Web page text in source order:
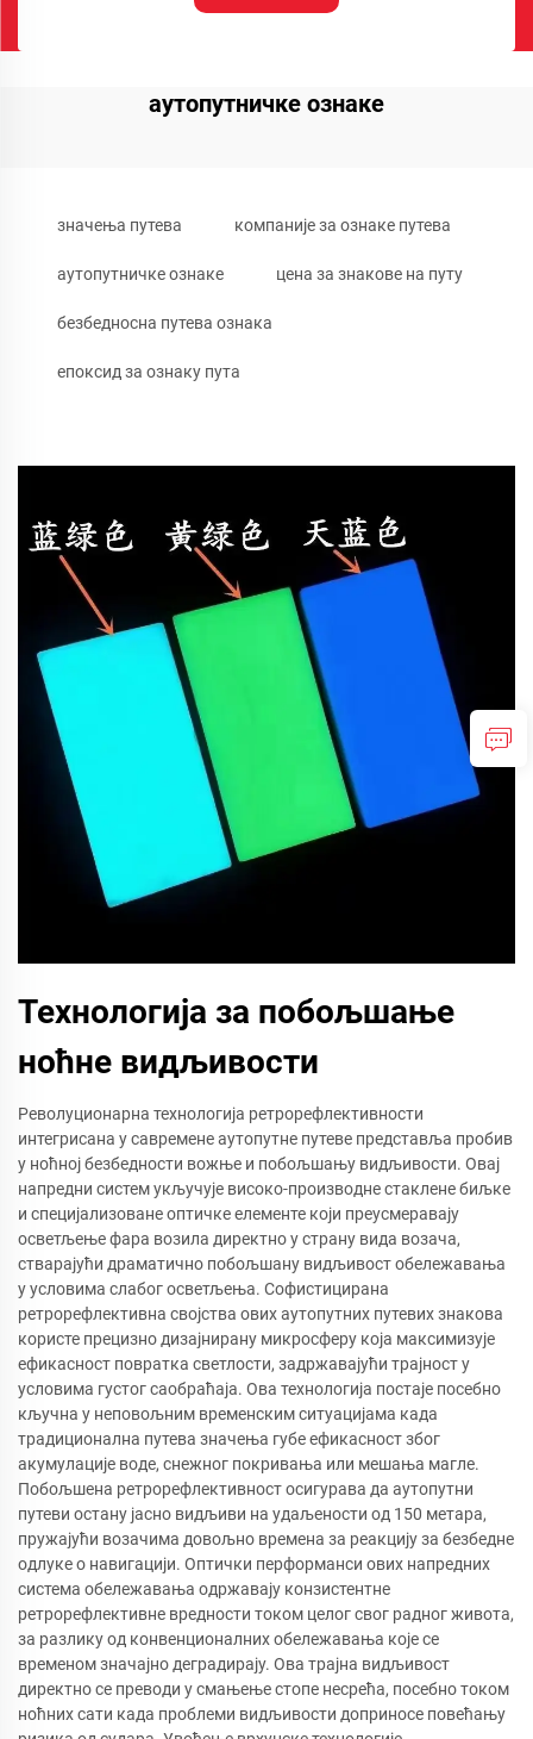
аутопутничке ознаке
значења путева компаније за ознаке путева
аутопутничке ознаке цена за знакове на путу
безбедносна путева ознака
епоксид за ознаку пута
Технологија за побољшање
ноћне видљивости
Револуционарна технологија ретрорефлективности
интегрисана у савремене аутопутне путеве представља пробив
у ноћној безбедности вожње и побољшању видљивости. Овај
напредни систем укључује високо-производне стаклене биљке
и специјализоване оптичке елементе који преусмеравају
осветљење фара возила директно у страну вида возача,
стварајући драматично побољшану видљивост обележавања
у условима слабог осветљења. Софистицирана
ретрорефлективна својства ових аутопутних путевих знакова
користе прецизно дизајнирану микросферу која максимизује
ефикасност повратка светлости, задржавајући трајност у
условима густог саобраћаја. Ова технологија постаје посебно
кључна у неповољним временским ситуацијама када
традиционална путева значења губе ефикасност због
акумулације воде, снежног покривања или мешања магле.
Побољшена ретрорефлективност осигурава да аутопутни
путеви остану јасно видљиви на удаљености од 150 метара,
пружајући возачима довољно времена за реакцију за безбедне
одлуке о навигацији. Оптички перформанси ових напредних
система обележавања одржавају конзистентне
ретрорефлективне вредности током целог свог радног живота,
за разлику од конвенционалних обележавања које се
временом значајно деградирају. Ова трајна видљивост
директно се преводи у смањење стопе несрећа, посебно током
ноћних сати када проблеми видљивости доприносе повећању